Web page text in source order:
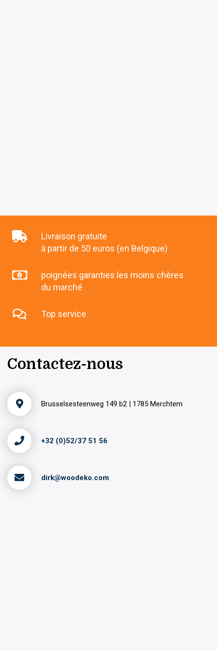
Livraison gratuite
à partir de 50 euros (en Belgique)
poignées garanties les moins chères
du marché
Top service
Contactez-nous
Brusselsesteenweg 149 b2 | 1785 Merchtem
+32 (0)52/37 51 56
dirk@woodeko.com